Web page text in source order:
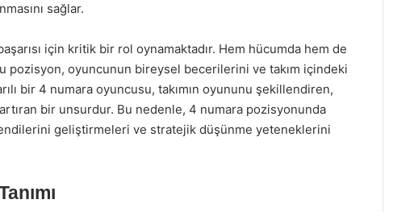
sağlar.
için kritik bir rol oynamaktadır. Hem hücumda hem de
pozisyon, oyuncunun bireysel becerilerini ve takım içindeki
bir 4 numara oyuncusu, takımın oyununu şekillendiren,
bir unsurdur. Bu nedenle, 4 numara pozisyonunda
geliştirmeleri ve stratejik düşünme yeteneklerini